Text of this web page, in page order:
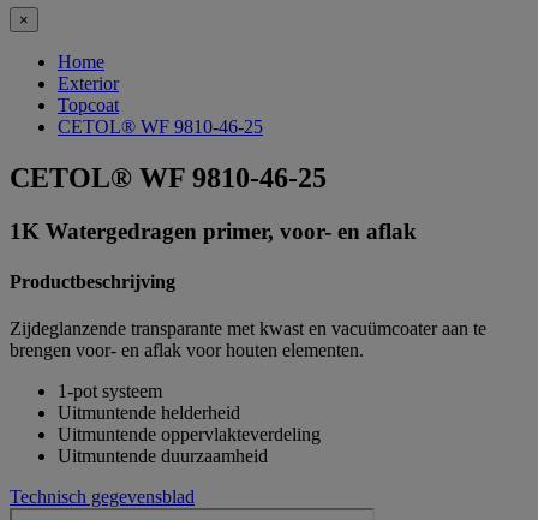
×
Home
Exterior
Topcoat
CETOL® WF 9810-46-25
CETOL® WF 9810-46-25
1K Watergedragen primer, voor- en aflak
Productbeschrijving
Zijdeglanzende transparante met kwast en vacuümcoater aan te
brengen voor- en aflak voor houten elementen.
1-pot systeem
Uitmuntende helderheid
Uitmuntende oppervlakteverdeling
Uitmuntende duurzaamheid
Technisch gegevensblad